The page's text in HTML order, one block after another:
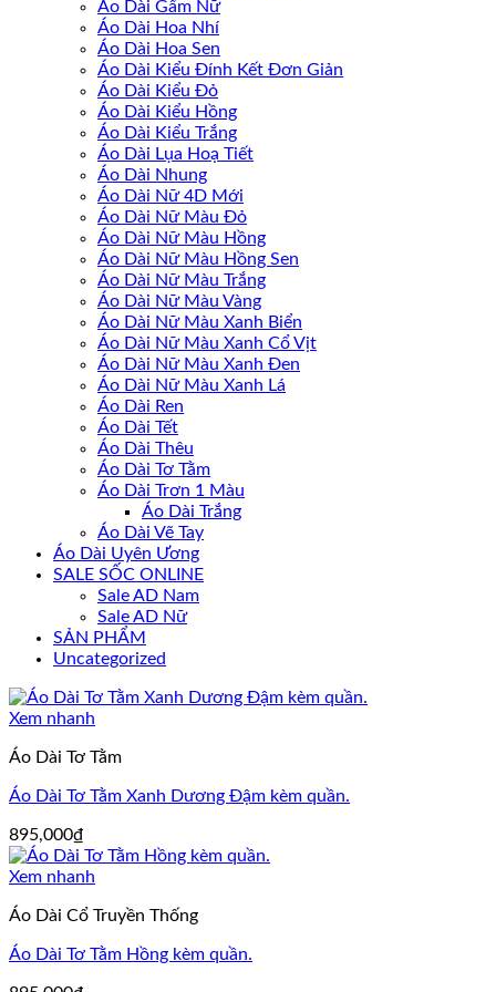
Áo Dài Gấm Nữ
Áo Dài Hoa Nhí
Áo Dài Hoa Sen
Áo Dài Kiểu Đính Kết Đơn Giản
Áo Dài Kiểu Đỏ
Áo Dài Kiểu Hồng
Áo Dài Kiểu Trắng
Áo Dài Lụa Hoạ Tiết
Áo Dài Nhung
Áo Dài Nữ 4D Mới
Áo Dài Nữ Màu Đỏ
Áo Dài Nữ Màu Hồng
Áo Dài Nữ Màu Hồng Sen
Áo Dài Nữ Màu Trắng
Áo Dài Nữ Màu Vàng
Áo Dài Nữ Màu Xanh Biển
Áo Dài Nữ Màu Xanh Cổ Vịt
Áo Dài Nữ Màu Xanh Đen
Áo Dài Nữ Màu Xanh Lá
Áo Dài Ren
Áo Dài Tết
Áo Dài Thêu
Áo Dài Tơ Tằm
Áo Dài Trơn 1 Màu
Áo Dài Trắng
Áo Dài Vẽ Tay
Áo Dài Uyên Ương
SALE SỐC ONLINE
Sale AD Nam
Sale AD Nữ
SẢN PHẨM
Uncategorized
Xem nhanh
Áo Dài Tơ Tằm
Áo Dài Tơ Tằm Xanh Dương Đậm kèm quần.
895,000₫
Xem nhanh
Áo Dài Cổ Truyền Thống
Áo Dài Tơ Tằm Hồng kèm quần.